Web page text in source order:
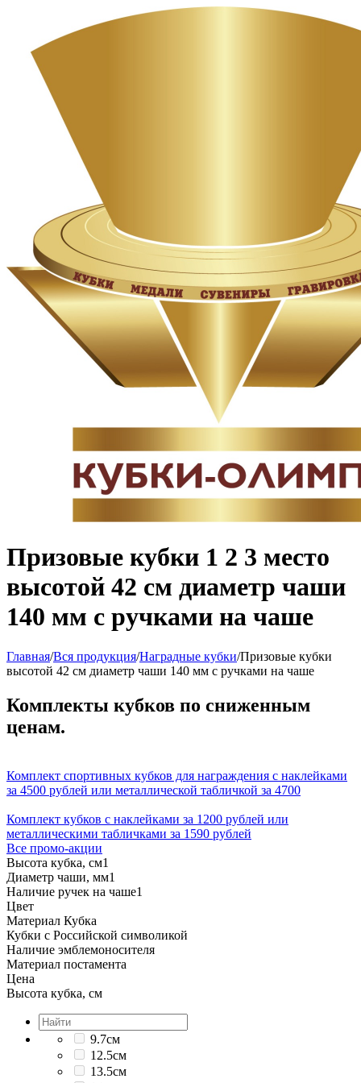
Призовые кубки 1 2 3 место
высотой 42 см диаметр чаши
140 мм с ручками на чаше
Главная/Вся продукция/Наградные кубки/Призовые кубки
высотой 42 см диаметр чаши 140 мм с ручками на чаше
Комплекты кубков по сниженным
ценам.
Комплект спортивных кубков для награждения с наклейками
за 4500 рублей или металлической табличкой за 4700
Комплект кубков с наклейками за 1200 рублей или
металлическими табличками за 1590 рублей
Все промо-акции
Высота кубка, см1
Диаметр чаши, мм1
Наличие ручек на чаше1
Цвет
Материал Кубка
Кубки с Российской символикой
Наличие эмблемоносителя
Материал постамента
Цена
Высота кубка, см
9.7см
12.5см
13.5см